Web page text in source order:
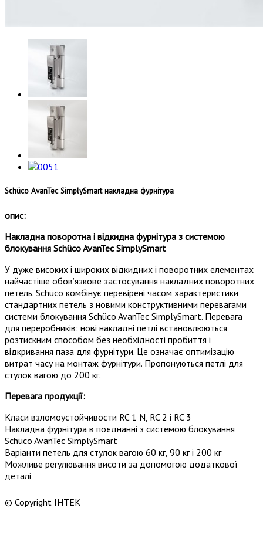
Schüco AvanTec SimplySmart накладна фурнітура
опис:
Накладна поворотна і відкидна фурнітура з системою
блокування Schüco AvanTec SimplySmart
У дуже високих і широких відкидних і поворотних елементах
найчастіше обов’язкове застосування накладних поворотних
петель. Schüco комбінує перевірені часом характеристики
стандартних петель з новими конструктивними перевагами
системи блокування Schüco AvanTec SimplySmart. Перевага
для переробників: нові накладні петлі встановлюються
розтискним способом без необхідності пробиття і
відкривання паза для фурнітури. Це означає оптимізацію
витрат часу на монтаж фурнітури. Пропонуються петлі для
стулок вагою до 200 кг.
Перевага продукції:
Класи взломоустойчивости RC 1 N, RC 2 і RC 3
Накладна фурнітура в поєднанні з системою блокування
Schüco AvanTec SimplySmart
Варіанти петель для стулок вагою 60 кг, 90 кг і 200 кг
Можливе регулювання висоти за допомогою додаткової
деталі
© Copyright ІНТЕК